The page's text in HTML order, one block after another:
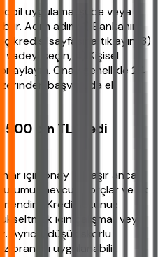
uygulama, şube veya
Adım adım: 1) Bankanın
kredisi sayfasına tıklayın, 3)
vadeyi seçin, 4) Kişisel
Onay genellikle 24
başvuruda ek
500 bin TL kredi
için onay zorlaşır ancak
durumu, mevcut borçlar ve ek
Kredi notunuz
için çalışmalı veya
Ayrıca, düşük skorlu
oranları uygulanabilir.